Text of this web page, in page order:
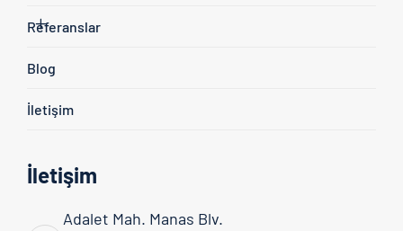
Referanslar
Blog
İletişim
İletişim
Adalet Mah. Manas Blv.